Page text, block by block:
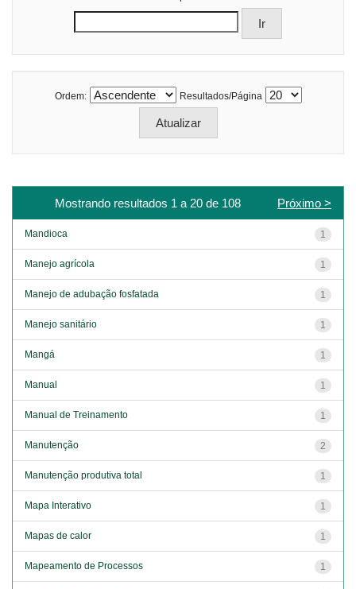
Ordem: Resultados/Página
Mostrando resultados 1 a 20 de 108 Próximo >
Mandioca 1
Manejo agrícola 1
Manejo de adubação fosfatada 1
Manejo sanitário 1
Mangá 1
Manual 1
Manual de Treinamento 1
Manutenção 2
Manutenção produtiva total 1
Mapa Interativo 1
Mapas de calor 1
Mapeamento de Processos 1